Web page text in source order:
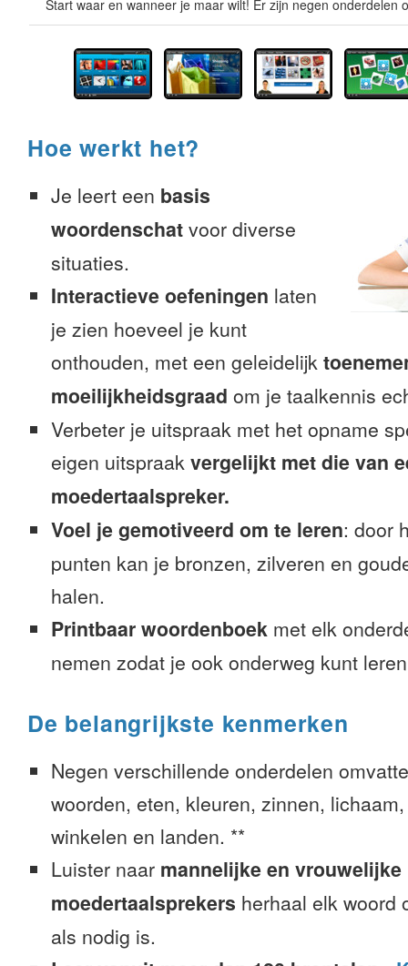
Start waar en wanneer je maar wilt! Er zijn negen onderdelen
Hoe werkt het?
Je leert een basis
woordenschat voor diverse
situaties.
Interactieve oefeningen laten
je zien hoeveel je kunt
onthouden, met een geleidelijk
moeilijkheidsgraad om je taalkennis
Verbeter je uitspraak met het opname
eigen uitspraak vergelijkt met die van
moedertaalspreker.
Voel je gemotiveerd om te leren: door
punten kan je bronzen, zilveren en
halen.
Printbaar woordenboek met elk
nemen zodat je ook onderweg kunt
De belangrijkste kenmerken
Negen verschillende onderdelen
woorden, eten, kleuren, zinnen,
winkelen en landen. **
Luister naar mannelijke en vrouwelijke
moedertaalsprekers herhaal elk woord
als nodig is.